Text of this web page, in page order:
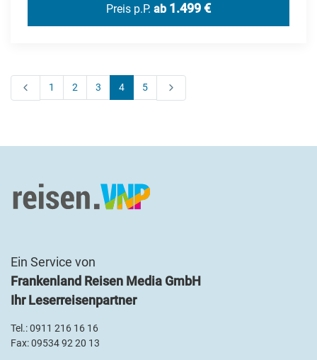
Preis p.P. ab 1.499 €
1 2 3 4 5
Ein Service von
Frankenland Reisen Media GmbH
Ihr Leserreisenpartner
Tel.:0911 216 16 16
Fax: 09534 92 20 13